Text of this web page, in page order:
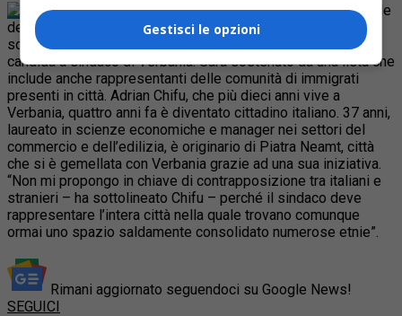
Adrian Chifu, nato in Romania, ex consigliere comunale
della Lista civica per Verbania che in consiglio comunale
sosteneva la giunta di Marco Zacchera (centrodestra), si
candida a sindaco di Verbania. Sarà sostenuto da una lista che
include anche rappresentanti delle comunità di immigrati
presenti in città. Adrian Chifu, che più dieci anni vive a
Verbania, quattro anni fa è diventato cittadino italiano. 37 anni,
laureato in scienze economiche e manager nei settori del
commercio e dell’edilizia, è originario di Piatra Neamt, città
che si è gemellata con Verbania grazie ad una sua iniziativa.
“Non mi propongo in chiave di contrapposizione tra italiani e
stranieri – ha sottolineato Chifu – perché il sindaco deve
rappresentare l’intera città nella quale trovano comunque
ormai uno spazio saldamente consolidato numerose etnie”.
Rimani aggiornato seguendoci su Google News!
SEGUICI
Gestisci le opzioni